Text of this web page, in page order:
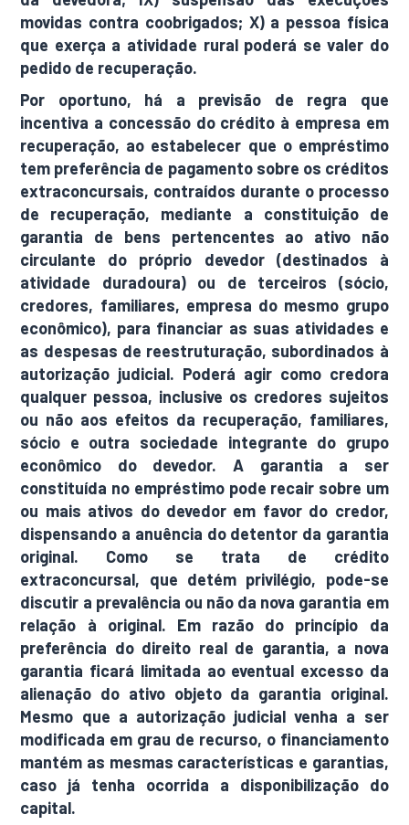
movidas contra coobrigados; X) a pessoa física
que exerça a atividade rural poderá se valer do
pedido de recuperação.
Por oportuno, há a previsão de regra que
incentiva a concessão do crédito à empresa em
recuperação, ao estabelecer que o empréstimo
tem preferência de pagamento sobre os créditos
extraconcursais, contraídos durante o processo
de recuperação, mediante a constituição de
garantia de bens pertencentes ao ativo não
circulante do próprio devedor (destinados à
atividade duradoura) ou de terceiros (sócio,
credores, familiares, empresa do mesmo grupo
econômico), para financiar as suas atividades e
as despesas de reestruturação, subordinados à
autorização judicial. Poderá agir como credora
qualquer pessoa, inclusive os credores sujeitos
ou não aos efeitos da recuperação, familiares,
sócio e outra sociedade integrante do grupo
econômico do devedor. A garantia a ser
constituída no empréstimo pode recair sobre um
ou mais ativos do devedor em favor do credor,
dispensando a anuência do detentor da garantia
original. Como se trata de crédito
extraconcursal, que detém privilégio, pode-se
discutir a prevalência ou não da nova garantia em
relação à original. Em razão do princípio da
preferência do direito real de garantia, a nova
garantia ficará limitada ao eventual excesso da
alienação do ativo objeto da garantia original.
Mesmo que a autorização judicial venha a ser
modificada em grau de recurso, o financiamento
mantém as mesmas características e garantias,
caso já tenha ocorrida a disponibilização do
capital.